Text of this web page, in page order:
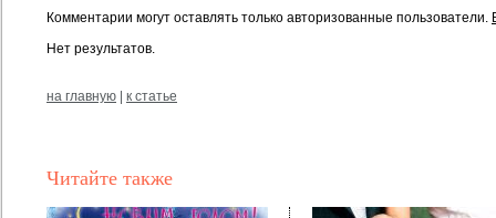
Комментарии могут оставлять только авторизованные пользователи.
Нет результатов.
на главную к статье
Читайте также